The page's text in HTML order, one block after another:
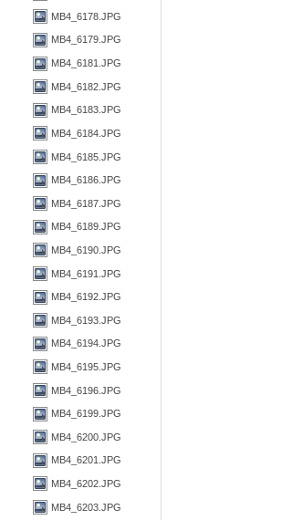
MB4_6178.JPG
MB4_6179.JPG
MB4_6181.JPG
MB4_6182.JPG
MB4_6183.JPG
MB4_6184.JPG
MB4_6185.JPG
MB4_6186.JPG
MB4_6187.JPG
MB4_6189.JPG
MB4_6190.JPG
MB4_6191.JPG
MB4_6192.JPG
MB4_6193.JPG
MB4_6194.JPG
MB4_6195.JPG
MB4_6196.JPG
MB4_6199.JPG
MB4_6200.JPG
MB4_6201.JPG
MB4_6202.JPG
MB4_6203.JPG